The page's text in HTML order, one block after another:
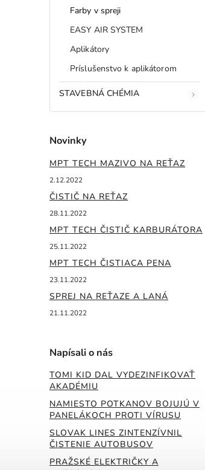
Farby v spreji
EASY AIR SYSTEM
Aplikátory
Príslušenstvo k aplikátorom
STAVEBNÁ CHÉMIA
Novinky
MPT TECH MAZIVO NA REŤAZ
2.12.2022
ČISTIČ NA REŤAZ
28.11.2022
MPT TECH ČISTIČ KARBURÁTORA
25.11.2022
MPT TECH ČISTIACA PENA
23.11.2022
SPREJ NA REŤAZE A LANÁ
21.11.2022
Napísali o nás
TOMI KID DAL VYDEZINFIKOVAŤ
AKADÉMIU
NAMIESTO POTKANOV BOJUJÚ V
PANELÁKOCH PROTI VÍRUSU
SLOVAK LINES ZINTENZÍVNIL
ČISTENIE AUTOBUSOV
PRAŽSKÉ ELEKTRIČKY A